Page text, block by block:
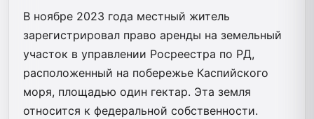
В ноябре 2023 года местный житель
зарегистрировал право аренды на земельный
участок в управлении Росреестра по РД,
расположенный на побережье Каспийского
моря, площадью один гектар. Эта земля
относится к федеральной собственности.